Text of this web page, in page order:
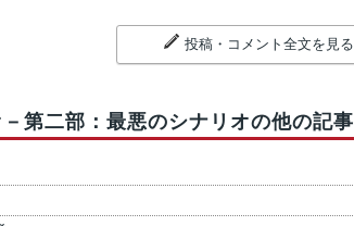
投稿・コメント全文を見る
第二部：最悪のシナリオの他の記事